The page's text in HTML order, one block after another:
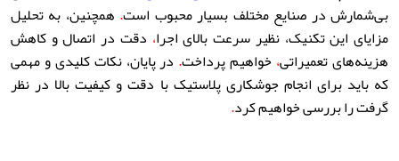
بی‌شمارش در صنایع مختلف بسیار محبوب است. همچنین، به تحلیل
مزایای این تکنیک، نظیر سرعت بالای اجرا، دقت در اتصال و کاهش
هزینه‌های تعمیراتی،خواهیم پرداخت. در پایان، نکات کلیدی و مهمی
که باید برای انجام جوشکاری پلاستیک با دقت و کیفیت بالا در نظر
گرفت را بررسی خواهیم کرد.